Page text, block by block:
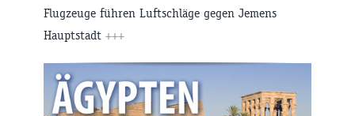
Flugzeuge führen Luftschläge gegen Jemens
Hauptstadt +++